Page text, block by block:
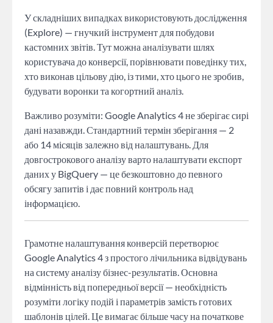
У складніших випадках використовують дослідження
(Explore) — гнучкий інструмент для побудови
кастомних звітів. Тут можна аналізувати шлях
користувача до конверсії, порівнювати поведінку тих,
хто виконав цільову дію, із тими, хто цього не зробив,
будувати воронки та когортний аналіз.
Важливо розуміти: Google Analytics 4 не зберігає сирі
дані назавжди. Стандартний термін зберігання — 2
або 14 місяців залежно від налаштувань. Для
довгострокового аналізу варто налаштувати експорт
даних у BigQuery — це безкоштовно до певного
обсягу запитів і дає повний контроль над
інформацією.
Грамотне налаштування конверсій перетворює
Google Analytics 4 з простого лічильника відвідувань
на систему аналізу бізнес-результатів. Основна
відмінність від попередньої версії — необхідність
розуміти логіку подій і параметрів замість готових
шаблонів цілей. Це вимагає більше часу на початкове